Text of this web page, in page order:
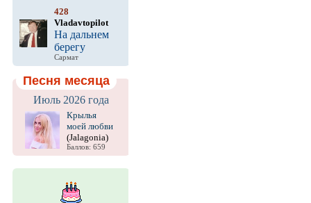
428
Vladavtopilot
На дальнем
берегу
Сармат
Песня месяца
Июль 2026 года
Крылья
моей любви
(Jalagonia)
Баллов: 659